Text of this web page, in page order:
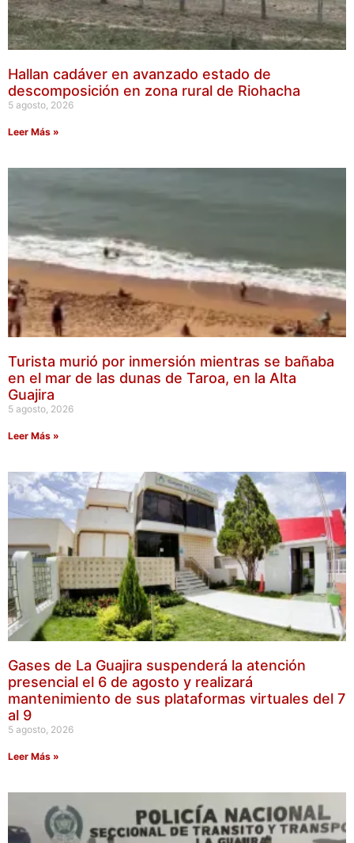
Hallan cadáver en avanzado estado de
descomposición en zona rural de Riohacha
5 agosto, 2026
Leer Más »
Turista murió por inmersión mientras se bañaba
en el mar de las dunas de Taroa, en la Alta
Guajira
5 agosto, 2026
Leer Más »
Gases de La Guajira suspenderá la atención
presencial el 6 de agosto y realizará
mantenimiento de sus plataformas virtuales del 7
al 9
5 agosto, 2026
Leer Más »